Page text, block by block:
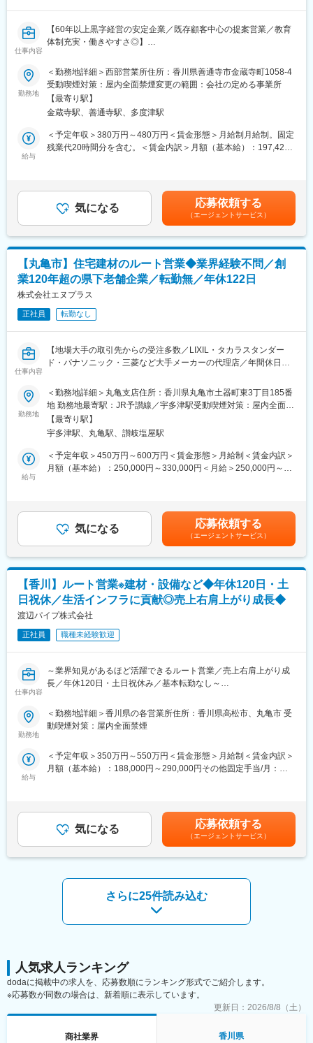
8:30 業務スタート：朝礼で情報共有をしたり、提案資料の準備を
9:00 アポイント訪問：新メニューの提案や、具体的な展開方法な
ど、1時間程度の商談をします。
程度、立ち話がメインで、新商品のご紹介や導入商品のフォロー
などを行います。
17:30 帰社：必要に応じて翌日の提案資料の準備などを行いま
す。
■教育・研修体制：
・入社後は1週間本社研修があり、その後に現場へ配属され、更に
・階層別研修や、強みにフォーカスしたコーチング、成功事例の
共有など、人材育成に注力しています。
■当社の魅力：
・創業80年、10年以上業績は常に安定成長、直近5年で70％伸長
しています！
・明確な評価制度 四半期ごとの上長面談を実施をしており、成果
だけではなく、目標に対する行動の質や量など、公平性の高い評
価制度を用いております。営業スキルに磨きをかけることが給与
UPの近道です。
仕事内容
【60年以上黒字経営の安定企業／既存顧客中心の提案営業／教育
体制充実・働きやすさ◎】
当社は医療、工業、農業、食品、教育分野など多様な業界のお客
様へ制御機器や産業用ロボット、電子部品の提案を行う専門商社
です。今回募集する営業職では、主に製造業のお客様に対して機
械制御パーツや産業機器の提案営業を担当いただきます。既存顧
客を中心に、深い信頼関係の構築と課題解決型の営業活動を行っ
ていただきます。
■業務詳細
用ロボットの提案、設備更新・保守（リプレース・部品交換）提
・省エネや効率化のためのLED化など改善提案
・お客様からの要望や問い合わせ対応、新商品情報の案内
■扱うサービス
制御機器、産業用ロボット、電子部品など約500社以上のメーカ
を実現します。
全社118名規模の組織で、営業担当は各エリアごとに担当を持
ち、チームで連携しながら活動しています。
■業務の魅力
既存顧客中心の営業スタイルで、お客様との信頼関係をじっくり
築くことができる環境です。メーカーに縛られない柔軟な提案力
が強みであり、提案の幅が広がります。
■教育体制
入社後は本社研修やOJT（先輩同行）、メーカー研修など充実し
■就業環境
年間休日121日+計画有休4日、完全週休2日制（土日祝）、残業は
月平均16時間と働きやすい環境です。マイカー通勤可、転勤は当
面ありません。
■想定されるキャリアパス
営業として経験を積み、将来的にはリーダーや管理職などキャリ
アアップの機会も豊富です。
績があります。福利厚生も充実しており、社員一人ひとりが長く
安心して働ける環境が整っています。
変更の範囲：会社の定める業務
勤務地
＜勤務地詳細＞西部営業所住所：香川県善通寺市金蔵寺町1058-4
受動喫煙対策：屋内全面禁煙変更の範囲：会社の定める事業所
【最寄り駅】
金蔵寺駅、善通寺駅、多度津駅
給与
＜予定年収＞380万円～480万円＜賃金形態＞月給制月給制。固定
残業代20時間分を含む。＜賃金内訳＞月額（基本給）：197,422
律手当を含む）＜昇給有無＞有＜残業手当＞有＜給与補足＞モデ
ル年収例：25歳380万円、30歳550万円、35歳660万円。賞与・
諸手当を含む。賞与：年2回（7月・12月）賞与の算定基準は固定
残業代を含む月額給与ベースとします。賃金はあくまでも目安の
金額であり、選考を通じて上下する可能性があります。月給(月額)
は固定手当を含めた表記です。
気になる 応募依頼する
（エージェントサービス）
【丸亀市】住宅建材のルート営業◆業界経験不問／創
業120年超の県下老舗企業／転勤無／年休122日
株式会社エヌプラス
正社員 転勤なし
仕事内容
【地場大手の取引先からの受注多数／LIXIL・タカラスタンダー
ド・パナソニック・三菱など大手メーカーの代理店／年間休日
■ポジション概要：
香川県はもとより全国に年々変わり行く住宅建築資材および住宅
建設機器の販売シェアを拡大し、積極営業を展開している当社に
て、営業としてご活躍いただきます。
■業務内容：
・得意先のルート営業活動
・小物等少々の配送業務 など
■当社について：
◇LIXIL・タカラスタンダード・パナソニック・三菱など大手メー
カーの代理店です。フランチャイズで外食事業（まいどおおきに
食堂・コメダ珈琲・シャトレーゼ）も行っています。
■就業環境：
完全週休2日制（土日祝）、年間休日は122日、転勤もないため香
変更の範囲：会社の定める業務
勤務地
＜勤務地詳細＞丸亀支店住所：香川県丸亀市土器町東3丁目185番
地 勤務地最寄駅：JR予讃線／宇多津駅受動喫煙対策：屋内全面禁
煙変更の範囲：会社の定める事業所
【最寄り駅】
宇多津駅、丸亀駅、讃岐塩屋駅
給与
＜予定年収＞450万円～600万円＜賃金形態＞月給制＜賃金内訳＞
月額（基本給）：250,000円～330,000円＜月給＞250,000円～
気になる 応募依頼する
（エージェントサービス）
【香川】ルート営業※建材・設備など◆年休120日・土
日祝休／生活インフラに貢献◎売上右肩上がり成長◆
渡辺パイプ株式会社
正社員 職種未経験歓迎
仕事内容
～業界知見があるほど活躍できるルート営業／売上右肩上がり成
長／年休120日・土日祝休み／基本転勤なし～
■業務内容：
同社は、上下水道・住宅設備・建材など、暮らしに欠かせない分
野を支える専門商社です。
る、建設・設備工事に必要な商材のルート営業です。
既存顧客中心のため、数字に追われる営業ではなく、信頼関係を
・既存顧客中心で、長期的な信頼関係を築く営業スタイル
・業界内で高い知名度と信頼があり、営業しやすい環境
・100万点超の豊富な商品から、柔軟な提案が可能
・全国に営業拠点を持つスケールでありつつ、地域密着型の営業
・現場経験や商材知見を、「提案力」という形で活かせます
・年間休日120日（土日祝休み）、有給が取得しやすい
■業務詳細：※経験・適性により、以下いずれか担当
工事内容や現場状況を理解した上で提案する営業スタイルです。
・顧客：水道工事会社向け
勤務地
＜勤務地詳細＞香川県の各営業所住所：香川県高松市、丸亀市 受
動喫煙対策：屋内全面禁煙
給与
＜予定年収＞350万円～550万円＜賃金形態＞月給制＜賃金内訳＞
月額（基本給）：188,000円～290,000円その他固定手当/月：
＞有＜残業手当＞有＜給与補足＞※経験・能力を考慮し決定しま
す。■昇給：年1回（7月）■賞与：年2回（6月、12月）■モデル年
収年収450万円／36歳営業職／月収32万円（入社5年目）年収620
万円／42歳営業職／月収36万円（入社7年目）年収850万円／43
額であり、選考を通じて上下する可能性があります。月給(月額)は
固定手当を含めた表記です。
気になる 応募依頼する
（エージェントサービス）
さらに25件読み込む
人気求人ランキング
dodaに掲載中の求人を、応募数順にランキング形式でご紹介します。
※応募数が同数の場合は、新着順に表示しています。
更新日： 2026/8/8（土）
商社業界 香川県